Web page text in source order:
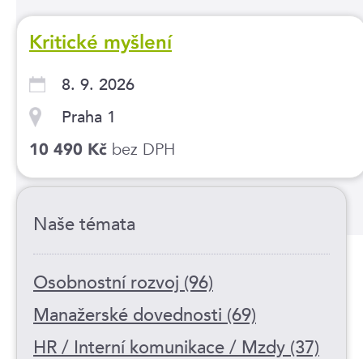
Kritické myšlení
8. 9. 2026
Praha 1
10 490 Kč bez DPH
Naše témata
Osobnostní rozvoj (96)
Manažerské dovednosti (69)
HR / Interní komunikace / Mzdy (37)